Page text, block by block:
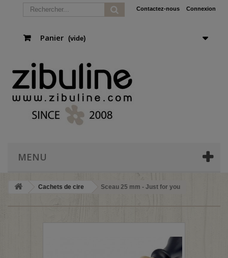
Connexion
Contactez-nous
Panier (vide)
MENU
Cachets de cire Sceau 25 mm - Just for you